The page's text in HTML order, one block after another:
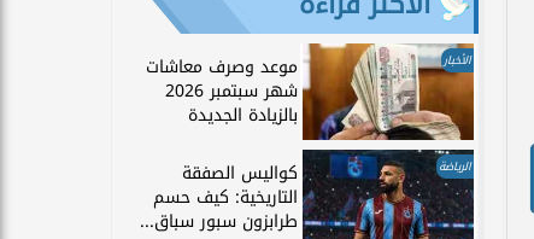
الأخبار موعد وصرف معاشات
شهر سبتمبر 2026
بالزيادة الجديدة
الرياضة كواليس الصفقة
التاريخية: كيف حسم
طرابزون سبور سباق...